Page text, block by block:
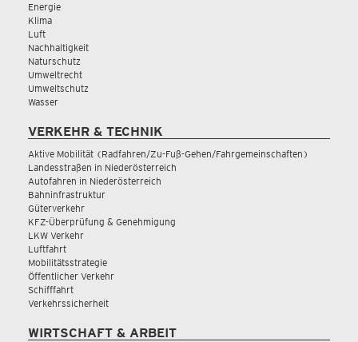
Energie
Klima
Luft
Nachhaltigkeit
Naturschutz
Umweltrecht
Umweltschutz
Wasser
VERKEHR & TECHNIK
Aktive Mobilität (Radfahren/Zu-Fuß-Gehen/Fahrgemeinschaften)
Landesstraßen in Niederösterreich
Autofahren in Niederösterreich
Bahninfrastruktur
Güterverkehr
KFZ-Überprüfung & Genehmigung
LKW Verkehr
Luftfahrt
Mobilitätsstrategie
Öffentlicher Verkehr
Schifffahrt
Verkehrssicherheit
WIRTSCHAFT & ARBEIT